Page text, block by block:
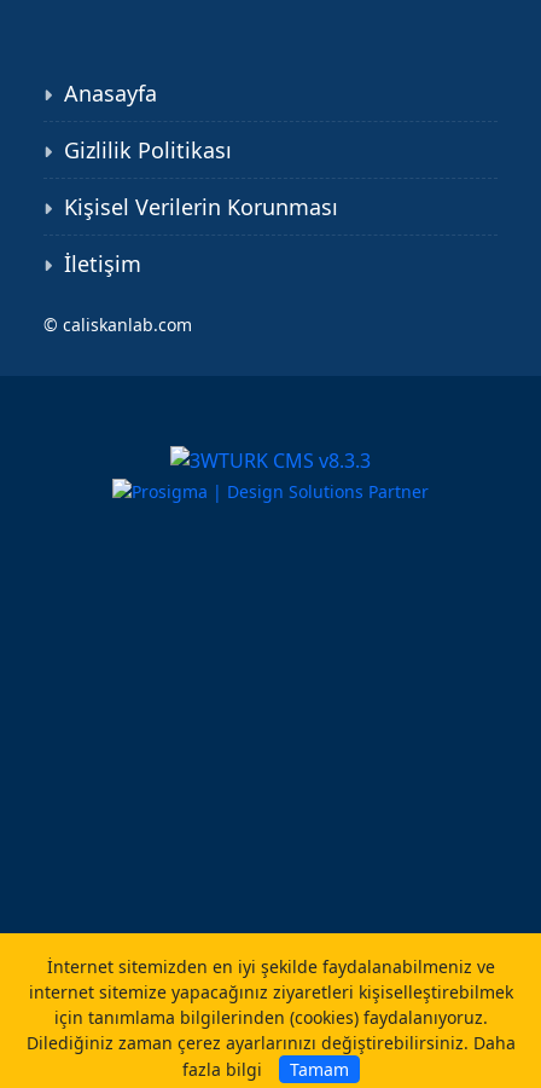
Anasayfa
Gizlilik Politikası
Kişisel Verilerin Korunması
İletişim
© caliskanlab.com
İnternet sitemizden en iyi şekilde faydalanabilmeniz ve
internet sitemize yapacağınız ziyaretleri kişiselleştirebilmek
için tanımlama bilgilerinden (cookies) faydalanıyoruz.
Dilediğiniz zaman çerez ayarlarınızı değiştirebilirsiniz. Daha
fazla bilgi
Tamam